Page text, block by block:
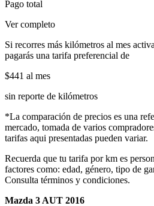
Pago total
Ver completo
Si recorres más kilómetros al mes
pagarás una tarifa preferencial de
$441 al mes
sin reporte de kilómetros
*La comparación de precios es una
mercado, tomada de varios
tarifas aqui presentadas pueden variar.
Recuerda que tu tarifa por km es
factores como: edad, género, tipo de
Consulta términos y condiciones.
Mazda 3 AUT 2016